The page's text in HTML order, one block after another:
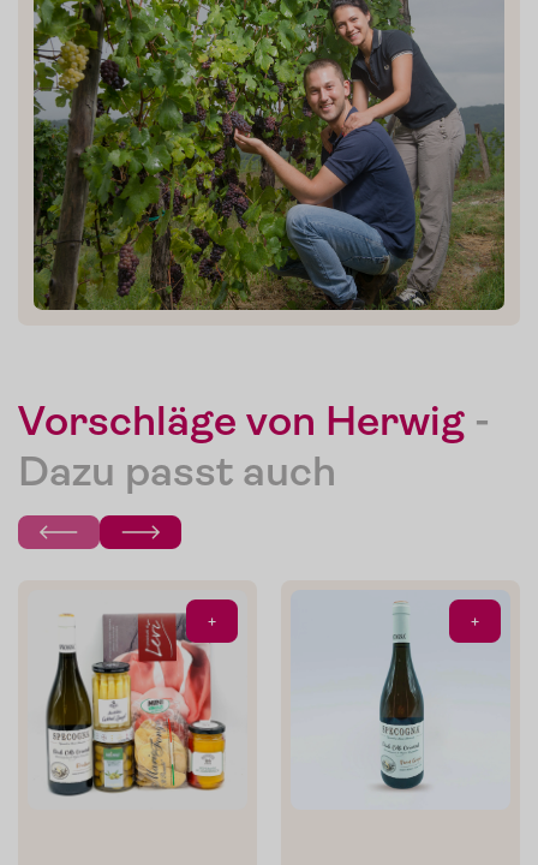
Vorschläge von Herwig-
Dazu passt auch
+ +
Mein Liebling:
Sonnengeküsste To
maten
von
De
Die Pomodorini und das Tomaten-Olivenöl zum Verfeinern
von Pasta, Fisch oder Grillgemüse.